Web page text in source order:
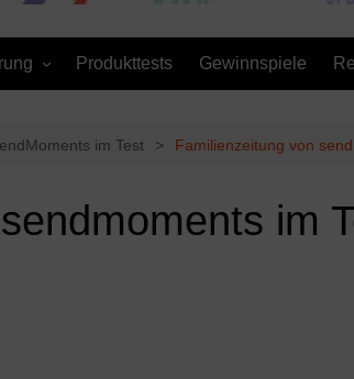
Produkttests Gewinnspiele
im Test Familienzeitung von
im